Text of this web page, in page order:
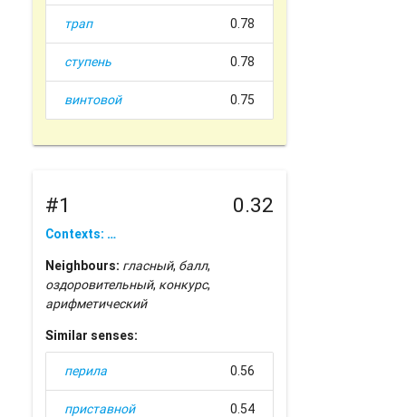
трап 0.78
ступень 0.78
винтовой 0.75
#1 0.32
Contexts: …
Neighbours: гласный, балл,
оздоровительный, конкурс,
арифметический
Similar senses:
перила 0.56
приставной 0.54